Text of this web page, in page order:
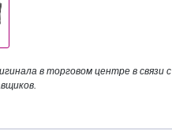
в торговом центре в связи с